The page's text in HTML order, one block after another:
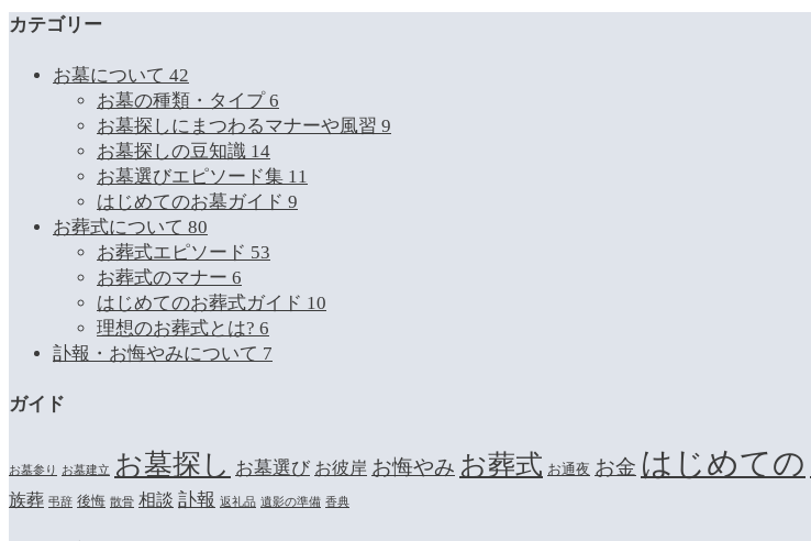
カテゴリー
お墓について 42
お墓の種類・タイプ 6
お墓探しにまつわるマナーや風習 9
お墓探しの豆知識 14
お墓選びエピソード集 11
はじめてのお墓ガイド 9
お葬式について 80
お葬式エピソード 53
お葬式のマナー 6
はじめてのお葬式ガイド 10
理想のお葬式とは? 6
訃報・お悔やみについて 7
ガイド
お墓参り お墓建立 お墓探し お墓選び お彼岸 お悔やみ お葬式 お通夜 お金 はじめての
族葬 弔辞 後悔 散骨 相談 訃報 返礼品 遺影の準備 香典